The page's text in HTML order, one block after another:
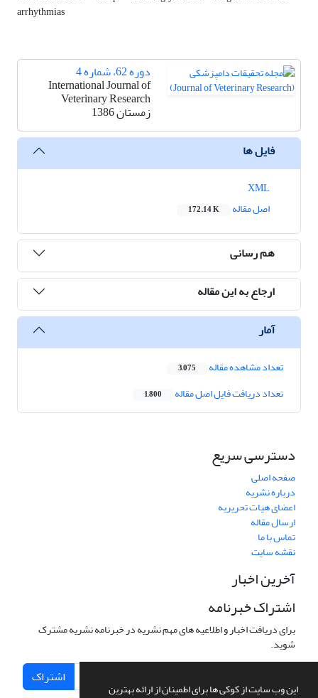
این وب سایت از کوکی ها برای اطمینان از ارائه بهترین
arrhythmias
دوره 62، شماره 4
International Journal of
Veterinary Research
زمستان 1386
فایل ها
اصل مقاله
172.14 K
هم رسانی
ارجاع به این مقاله
آمار
تعداد مشاهده مقاله 3,075
تعداد دریافت فایل اصل مقاله 1,800
دسترسی سریع
صفحه اصلی
درباره نشریه
اعضای هیات تحریریه
ارسال مقاله
تماس با ما
نقشه سایت
آخرین اخبار
اشتراک خبرنامه
برای دریافت اخبار و اطلاعیه های مهم نشریه در خبرنامه نشریه مشترک
شوید.
اشتراک